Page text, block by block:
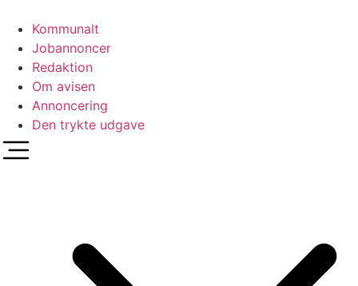
indhold
Kommunalt
Jobannoncer
Redaktion
Om avisen
Annoncering
Den trykte udgave